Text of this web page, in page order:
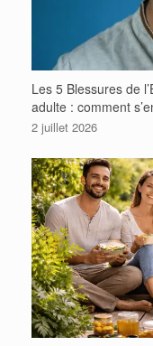
Les 5 Blessures de
adulte : comment
2 juillet 2026